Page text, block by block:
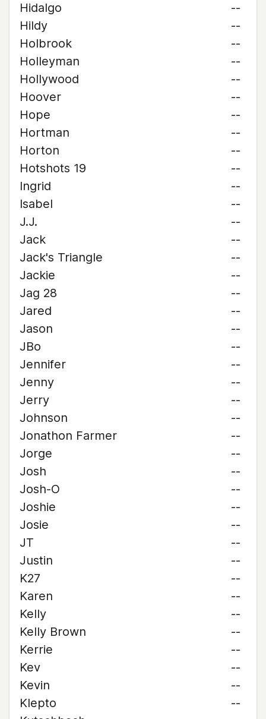
Hidalgo
--
Hildy
--
Holbrook
--
Holleyman
--
Hollywood
--
Hoover
--
Hope
--
Hortman
--
Horton
--
Hotshots 19
--
Ingrid
--
Isabel
--
J.J.
--
Jack
--
Jack's Triangle
--
Jackie
--
Jag 28
--
Jared
--
Jason
--
JBo
--
Jennifer
--
Jenny
--
Jerry
--
Johnson
--
Jonathon Farmer
--
Jorge
--
Josh
--
Josh-O
--
Joshie
--
Josie
--
JT
--
Justin
--
K27
--
Karen
--
Kelly
--
Kelly Brown
--
Kerrie
--
Kev
--
Kevin
--
Klepto
--